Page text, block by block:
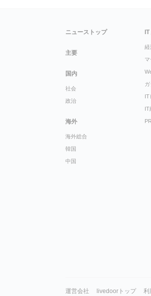
ニューストップ
主要
国内
社会
政治
海外
海外総合
韓国
中国
経
マ
ガ
PR
運営会社 livedoorトップ 利